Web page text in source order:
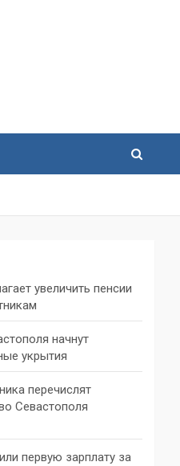
увеличить пенсии
начнут
укрытия
перечислят
Севастополя
первую зарплату за